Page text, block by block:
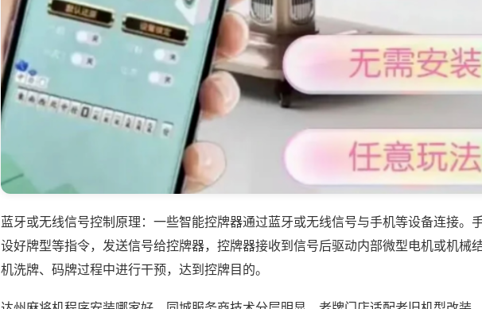
蓝牙或无线信号控制原理：一些智能控牌器通过蓝牙或无线信号与手机等设备连接。
设好牌型等指令，发送信号给控牌器，控牌器接收到信号后驱动内部微型电机或机械
机洗牌、码牌过程中进行干预，达到控牌目的。